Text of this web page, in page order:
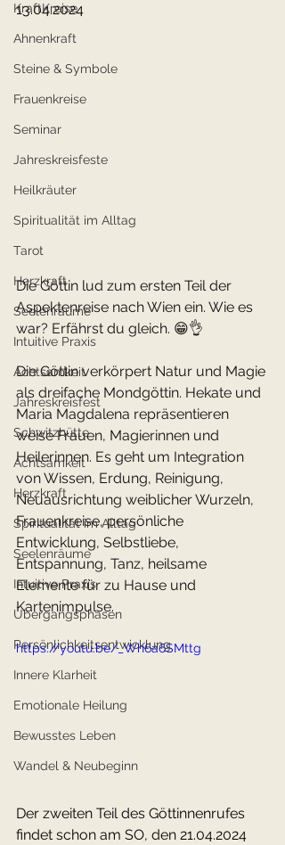
KraftKreise
Ahnenkraft
Steine & Symbole
Frauenkreise
Seminar
Jahreskreisfeste
Heilkräuter
Spiritualität im Alltag
Tarot
Herzkraft
Seelenräume
Intuitive Praxis
Achtsamkeit
Jahreskreisfest
Schwitzhütte
Achtsamkeit
Herzkraft
Spiritualität im Alltag
Seelenräume
Intuitive Praxis
Übergangsphasen
Persönlichkeitsentwicklung
Innere Klarheit
Emotionale Heilung
Bewusstes Leben
Wandel & Neubeginn
13.04.2024
Die Göttin lud zum ersten Teil der
Aspektenreise nach Wien ein. Wie es
war? Erfährst du gleich. 😁👌
Die Göttin verkörpert Natur und Magie
als dreifache Mondgöttin. Hekate und
Maria Magdalena repräsentieren
weise Frauen, Magierinnen und
Heilerinnen. Es geht um Integration
von Wissen, Erdung, Reinigung,
Neuausrichtung weiblicher Wurzeln,
Frauenkreise, persönliche
Entwicklung, Selbstliebe,
Entspannung, Tanz, heilsame
Elemente für zu Hause und
Kartenimpulse.
https://youtu.be/_Wh6a6SMttg
Der zweiten Teil des Göttinnenrufes
findet schon am SO, den 21.04.2024